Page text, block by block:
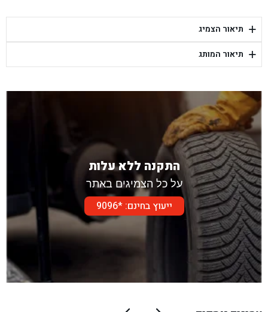
בן גל - יפת 88, תל אביב יפו - תל אביב
בן גל - דור אלון הר טוב - בית שמש
+ תיאור הצמיג
+ תיאור המותג
התקנה ללא עלות
על כל הצמיגים באתר
ייעוץ בחינם: *9096